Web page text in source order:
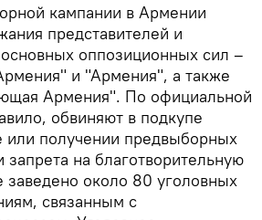
кампании в Армении
представителей и
оппозиционных сил –
и "Армения", а также
Армения". По официальной
обвиняют в подкупе
или получении предвыборных
запрета на благотворительную
заведено около 80 уголовных
связанным с